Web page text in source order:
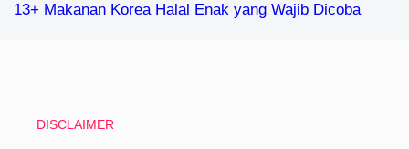
13+ Makanan Korea Halal Enak yang Wajib Dicoba
DISCLAIMER